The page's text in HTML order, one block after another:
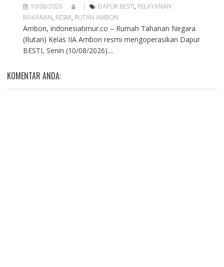
10/08/2026 DAPUR BESTI, PELAYANAN
MAKANAN, RESMI, RUTAN AMBON
Ambon, indonesiatimur.co – Rumah Tahanan Negara
(Rutan) Kelas IIA Ambon resmi mengoperasikan Dapur
BESTI, Senin (10/08/2026)....
KOMENTAR ANDA: